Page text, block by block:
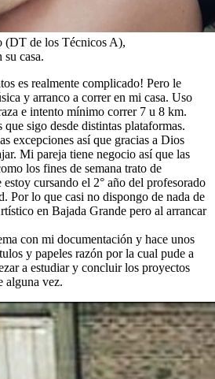
(DT de los Técnicos A),
su casa.
es realmente complicado! Pero le
y arranco a correr en mi casa. Uso
e intento mínimo correr 7 u 8 km.
sigo desde distintas plataformas.
excepciones así que gracias a Dios
Mi pareja tiene negocio así que las
los fines de semana trato de
cursando el 2° año del profesorado
Por lo que casi no dispongo de nada de
en Bajada Grande pero al arrancar
con mi documentación y hace unos
y papeles razón por la cual pude a
a estudiar y concluir los proyectos
alguna vez.